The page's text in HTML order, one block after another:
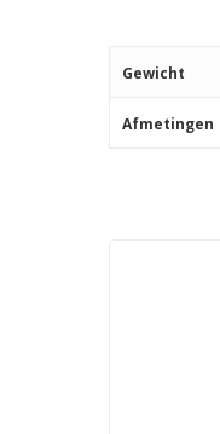
Gewicht
Afmetingen